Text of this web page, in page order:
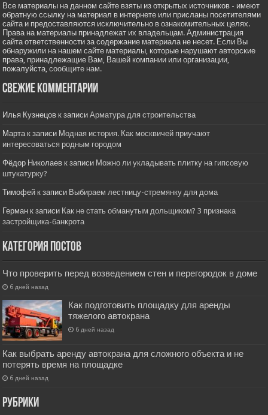
Все материалы на данном сайте взяты из открытых источников - имеют
обратную ссылку на материал в интернете или присланы посетителями
сайта и предоставляются исключительно в ознакомительных целях.
Права на материалы принадлежат их владельцам. Администрация
сайта ответственности за содержание материала не несет. Если Вы
обнаружили на нашем сайте материалы, которые нарушают авторские
права, принадлежащие Вам, Вашей компании или организации,
пожалуйста,сообщите нам.
Свежие комментарии
Илья Кузнецов к записиАрматура для строительства
Марта к записи Модная история. Как москвичей приучают
интересоваться родным городом
Фёдор Николаев к записи Можно ли укладывать плитку на гипсовую
штукатурку?
Тимофей к записи Выбираем лестницу-стремянку для дома
Герман к записи Как не стать обманутым дольщиком? 3 признака
застройщика-банкрота
Категория постов
Что проверить перед возведением стен и перегородок в доме
6 дней назад
Как подготовить площадку для аренды
тяжелого автокрана
6 дней назад
Как выбрать аренду автокрана для сложного объекта и не
потерять время на площадке
6 дней назад
РУбрики